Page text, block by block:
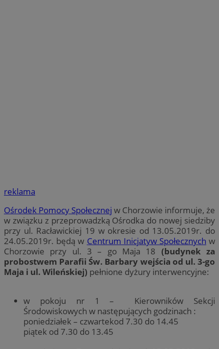
reklama
Ośrodek Pomocy Społecznej w Chorzowie informuje, że
w związku z przeprowadzką Ośrodka do nowej siedziby
przy ul. Racławickiej 19 w okresie od 13.05.2019r. do
24.05.2019r. będą w Centrum Inicjatyw Społecznych w
Chorzowie przy ul. 3 – go Maja 18 (budynek za
probostwem Parafii Św. Barbary wejścia od ul. 3-go
Maja i ul. Wileńskiej) pełnione dyżury interwencyjne:
w pokoju nr 1 – Kierowników Sekcji
Środowiskowych w następujących godzinach :
poniedziałek – czwartekod 7.30 do 14.45
piątek od 7.30 do 13.45